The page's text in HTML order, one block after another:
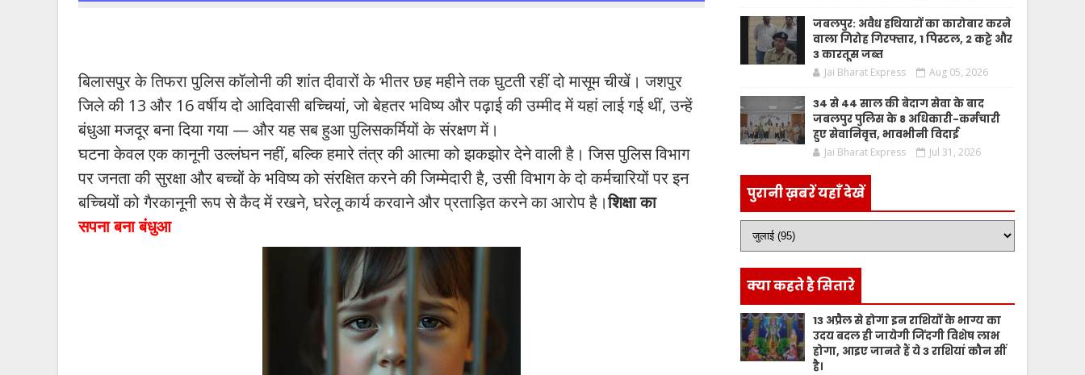
बिलासपुर के तिफरा पुलिस कॉलोनी की शांत दीवारों के भीतर छह महीने तक घुटती रहीं दो मासूम चीखें। जशपुर
जिले की 13 और 16 वर्षीय दो आदिवासी बच्चियां, जो बेहतर भविष्य और पढ़ाई की उम्मीद में यहां लाई गई थीं, उन्हें
बंधुआ मजदूर बना दिया गया — और यह सब हुआ पुलिसकर्मियों के संरक्षण में।
घटना केवल एक कानूनी उल्लंघन नहीं, बल्कि हमारे तंत्र की आत्मा को झकझोर देने वाली है। जिस पुलिस विभाग
पर जनता की सुरक्षा और बच्चों के भविष्य को संरक्षित करने की जिम्मेदारी है, उसी विभाग के दो कर्मचारियों पर इन
बच्चियों को गैरकानूनी रूप से कैद में रखने, घरेलू कार्य करवाने और प्रताड़ित करने का आरोप है।शिक्षा का
सपना बना बंधुआ
जबलपुर: अवैध हथियारों का कारोबार करने
वाला गिरोह गिरफ्तार, 1 पिस्टल, 2 कट्टे और
3 कारतूस जब्त
Jai Bharat Express Aug 05, 2026
34 से 44 साल की बेदाग सेवा के बाद
जबलपुर पुलिस के 8 अधिकारी-कर्मचारी
हुए सेवानिवृत्त, भावभीनी विदाई
Jai Bharat Express Jul 31, 2026
पुरानी ख़बरें यहाँ देखें
क्या कहते है सितारे
13 अप्रैल से होगा इन राशियों के भाग्य का
उदय बदल ही जायेगी जिंदगी विशेष लाभ
होगा, आइए जानते हैं ये 3 राशियां कौन सीं
है।